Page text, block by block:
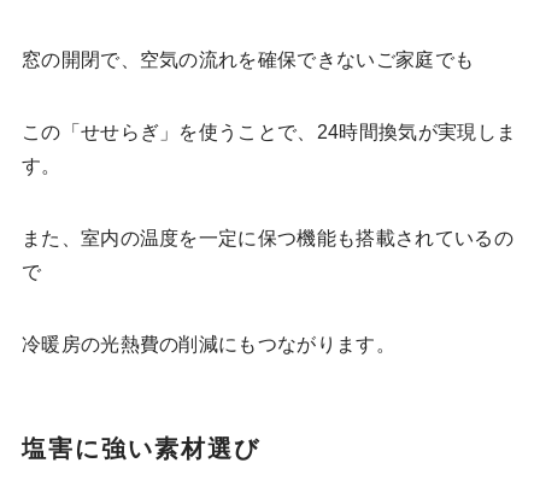
窓の開閉で、空気の流れを確保できないご家庭でも
この「せせらぎ」を使うことで、24時間換気が実現しま
す。
また、室内の温度を一定に保つ機能も搭載されているの
で
冷暖房の光熱費の削減にもつながります。
塩害に強い素材選び